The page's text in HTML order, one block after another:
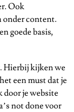
Ook
onder content.
goede basis,
Hierbij kijken we
een must dat je
door je website
not done voor